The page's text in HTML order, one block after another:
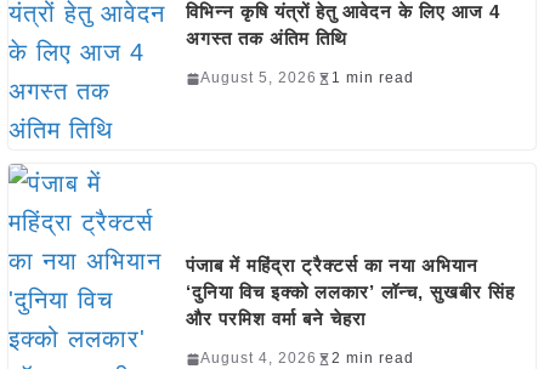
विभिन्न कृषि यंत्रों हेतु आवेदन के लिए आज 4
अगस्त तक अंतिम तिथि
August 5, 2026 1 min read
पंजाब में महिंद्रा ट्रैक्टर्स का नया अभियान
‘दुनिया विच इक्को ललकार’ लॉन्च, सुखबीर सिंह
और परमिश वर्मा बने चेहरा
August 4, 2026 2 min read